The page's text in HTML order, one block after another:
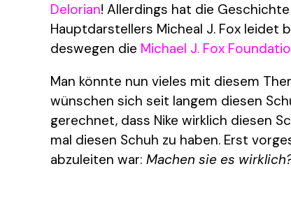
Delorian! Allerdings hat die
Hauptdarstellers Micheal J. Fox leidet
deswegen die Michael J. Fox
Man könnte nun vieles mit diesem
wünschen sich seit langem diesen
gerechnet, dass Nike wirklich diesen
mal diesen Schuh zu haben. Erst
abzuleiten war: Machen sie es